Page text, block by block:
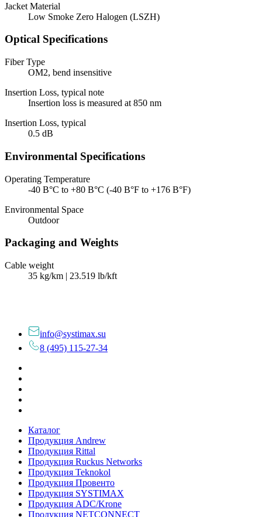
Jacket Material
Low Smoke Zero Halogen (LSZH)
Optical Specifications
Fiber Type
OM2, bend insensitive
Insertion Loss, typical note
Insertion loss is measured at 850 nm
Insertion Loss, typical
0.5 dB
Environmental Specifications
Operating Temperature
-40 В°C to +80 В°C (-40 В°F to +176 В°F)
Environmental Space
Outdoor
Packaging and Weights
Cable weight
35 kg/km | 23.519 lb/kft
info@systimax.su
8 (495) 115-27-34
Каталог
Продукция Andrew
Продукция Rittal
Продукция Ruckus Networks
Продукция Teknokol
Продукция Провенто
Продукция SYSTIMAX
Продукция ADC/Krone
Продукция NETCONNECT